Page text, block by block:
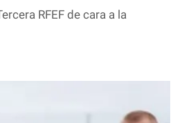
RFEF de cara a la